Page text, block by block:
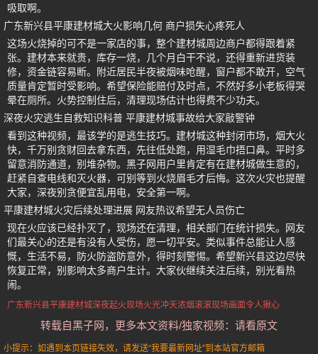
吸取啊。
广东新兴县平康建材城大火影响几何 商户损失心疼死人
这场火烧掉的可不是一家店的事，整个建材城周边商户都得跟着紧
张。建材本来就贵，库存一烧，几个月白干不说，还得重新进货装
修，资金链容易断。附近居民半夜被烟味呛醒，窗户都不敢开，空气
质量肯定暂时受影响。希望保险能赔付及时点，不然好多小老板得哭
晕在厕所。火势控制住后，清理现场估计也得费不少功夫。
深夜火灾逃生自救知识科普 平康建材城事故给大家敲警钟
看到这种视频，最该学的是逃生技巧。建材城这种封闭市场，烟大火
快，千万别贪财回去拿东西，先往低处跑，用湿毛巾捂口鼻。平时多
留意消防通道，别堆杂物。黑子网用户里肯定有在建材城做生意的，
赶紧自查电线和灭火器，可别等到火烧眉毛才后悔。这次火灾也提醒
大家，深夜别贪便宜乱用电，安全第一啊。
平康建材城火灾后续处理进展 网友热议希望无人员伤亡
现在火应该已经扑灭了，现场还在清理，相关部门在统计损失。网友
们最关心的还是有没有人受伤，愿一切平安。类似事件总能让人感
慨，生活不易，防火防盗防意外，得时刻警惕。希望新兴县这边尽快
恢复正常，别影响太多商户生计。大家伙继续关注后续，别光看热
闹。
广东新兴县平康建材城深夜起火现场火光冲天浓烟滚滚现场画面令人揪心
转载自黑子网，更多本文资料/独家视频：请看原文
小提示：如遇到本页链接失效，请发送“我要最新网址”到本站官方邮箱